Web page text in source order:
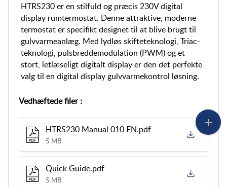
HTRS230 er en stilfuld og præcis 230V digital
display rumtermostat. Denne attraktive, moderne
termostat er specifikt designet til at blive brugt til
gulvvarmeanlæg. Med lydløs skifteteknologi, Triac-
teknologi, pulsbreddemodulation (PWM) og et
stort, letlæseligt digitalt display er den det perfekte
valg til en digital display gulvvarmekontrol løsning.
Vedhæftede filer:
HTRS230 Manual 010 EN.pdf
5 MB
Quick Guide.pdf
5 MB